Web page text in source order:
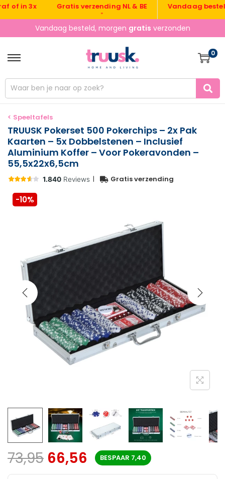
3x Gratis verzending NL & BE Vandaag besteld,
Vandaag besteld, morgen gratis verzonden
0
< Speeltafels
TRUUSK Pokerset 500 Pokerchips – 2x Pak
Kaarten – 5x Dobbelstenen – Inclusief
Aluminium Koffer – Voor Pokeravonden –
55,5x22x6,5cm
| Gratis verzending
-10%
73,95 66,56 BESPAAR 7,40